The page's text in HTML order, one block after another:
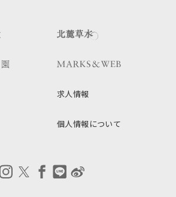
求人情報
個人情報について